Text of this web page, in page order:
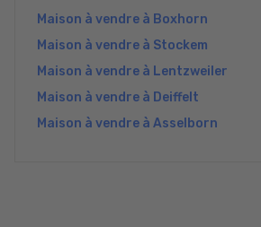
Maison à vendre à Boxhorn
Maison à vendre à Stockem
Maison à vendre à Lentzweiler
Maison à vendre à Deiffelt
Maison à vendre à Asselborn